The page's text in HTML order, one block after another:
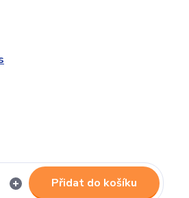
Přidat do košíku